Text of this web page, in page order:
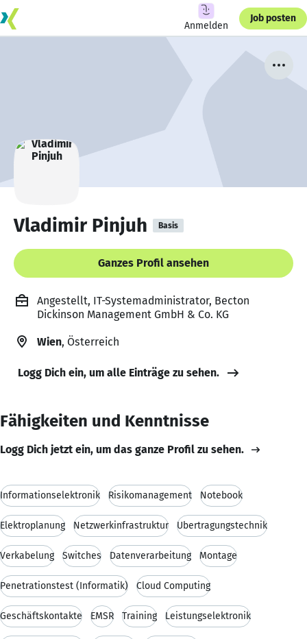
Anmelden
Job posten
Vladimir Pinjuh Basis
Ganzes Profil ansehen
Angestellt, IT-Systemadministrator, Becton
Dickinson Management GmbH & Co. KG
Wien, Österreich
Logg Dich ein, um alle Einträge zu sehen.
Fähigkeiten und Kenntnisse
Logg Dich jetzt ein, um das ganze Profil zu sehen.
Informationselektronik Risikomanagement Notebook
Elektroplanung Netzwerkinfrastruktur Übertragungstechnik
Verkabelung Switches Datenverarbeitung Montage
Penetrationstest (Informatik) Cloud Computing
Geschäftskontakte EMSR Training Leistungselektronik